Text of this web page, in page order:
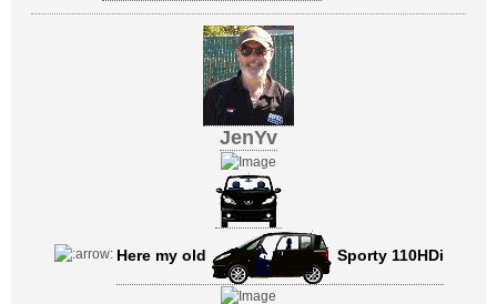
JenYv
Here my old Sporty 110HDi